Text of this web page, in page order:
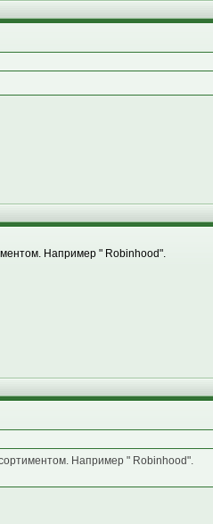
Например " Robinhood".
Например " Robinhood".